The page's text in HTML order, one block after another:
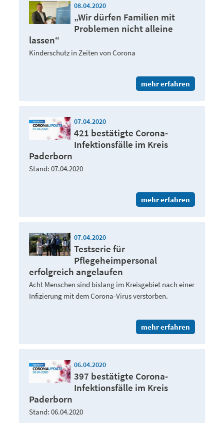
08.04.2020
„Wir dürfen Familien mit
Problemen nicht alleine
lassen“
Kinderschutz in Zeiten von Corona
mehr erfahren
07.04.2020
421 bestätigte Corona-
Infektionsfälle im Kreis
Paderborn
Stand: 07.04.2020
mehr erfahren
07.04.2020
Testserie für
Pflegeheimpersonal
erfolgreich angelaufen
Acht Menschen sind bislang im Kreisgebiet nach einer
Infizierung mit dem Corona-Virus verstorben.
mehr erfahren
06.04.2020
397 bestätigte Corona-
Infektionsfälle im Kreis
Paderborn
Stand: 06.04.2020